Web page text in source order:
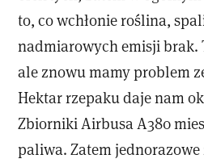
to, co wchłonie roślina,
nadmiarowych emisji brak.
ale znowu mamy problem
Hektar rzepaku daje nam
Zbiorniki Airbusa A380
paliwa. Zatem